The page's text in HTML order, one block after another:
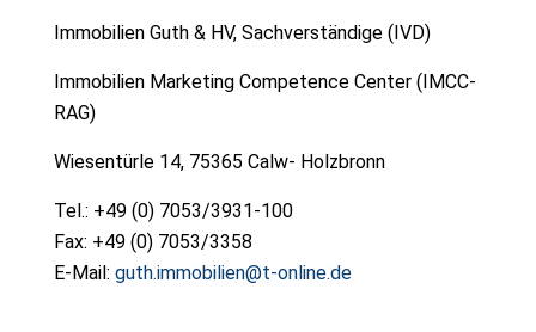
Immobilien Guth & HV, Sachverständige (IVD)
Immobilien Marketing Competence Center (IMCC-
RAG)
Wiesentürle 14, 75365 Calw- Holzbronn
Tel.: +49 (0) 7053/3931-100
Fax: +49 (0) 7053/3358
E-Mail: guth.immobilien@t-online.de